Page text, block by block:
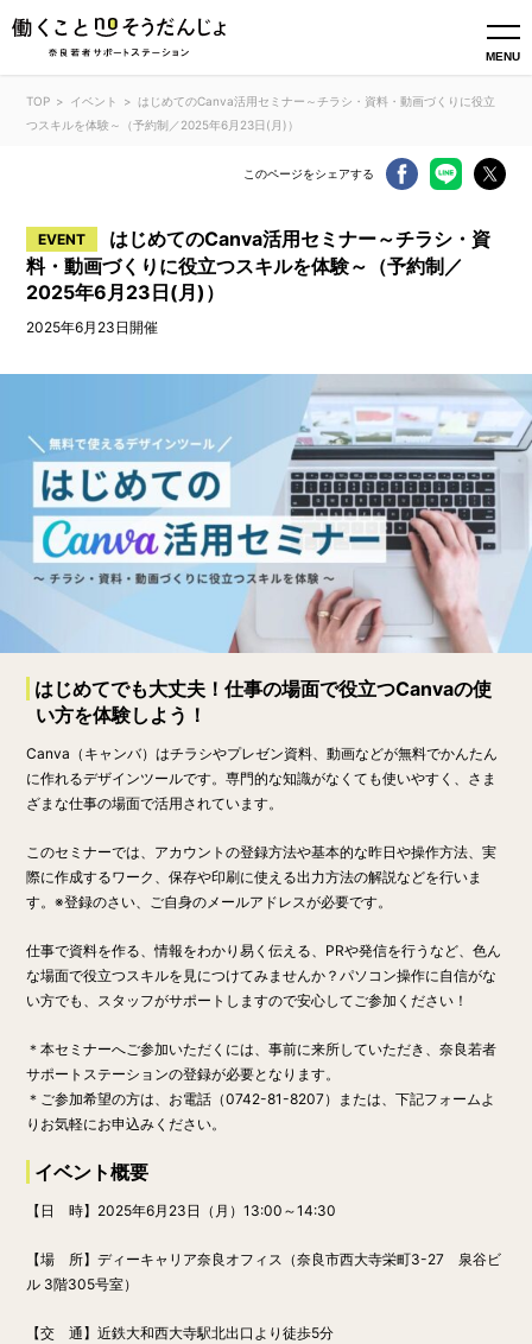
MENU
TOP イベント
​​はじめてのCanva活用セミナー～チラシ・資料・動画づくりに役立
つスキルを体験～（予約制／2025年6月23日(月)）
このページをシェアする
EVENT
​​はじめてのCanva活用セミナー～チラシ・資
料・動画づくりに役立つスキルを体験～（予約制／
2025年6月23日(月)）
2025年6月23日開催
はじめてでも大丈夫！仕事の場面で役立つCanvaの使
い方を体験しよう！
Canva（キャンバ）はチラシやプレゼン資料、動画などが無料でかんたん
に作れるデザインツールです。専門的な知識がなくても使いやすく、さま
ざまな仕事の場面で活用されています。
このセミナーでは、アカウントの登録方法や基本的な昨日や操作方法、実
際に作成するワーク、保存や印刷に使える出力方法の解説などを行いま
す。※登録のさい、ご自身のメールアドレスが必要です。
仕事で資料を作る、情報をわかり易く伝える、PRや発信を行うなど、色ん
な場面で役立つスキルを見につけてみませんか？パソコン操作に自信がな
い方でも、スタッフがサポートしますので安心してご参加ください！
＊本セミナーへご参加いただくには、事前に来所していただき、奈良若者
サポートステーションの登録が必要となります。
＊ ご参加希望の方は、お電話（0742-81-8207）または、下記フォームよ
りお気軽にお申込みください。
イベント概要
【日 時】 2025年6月23日（月）13:00～14:30
【場 所】ディーキャリア奈良オフィス（奈良市西大寺栄町3-27 泉谷ビ
ル 3階305号室）
【交 通】近鉄大和西大寺駅北出口より徒歩5分